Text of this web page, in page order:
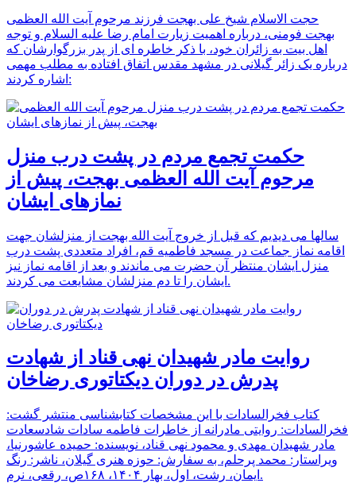
حجت الاسلام شیخ علی بهجت فرزند مرحوم آیت الله العظمی
بهجت فومنی، درباره اهمیت زیارت امام رضا علیه السلام و توجه
اهل بیت به زائران خود، با ذکر خاطره ای از پدر بزرگوارشان که
درباره یک زائر گیلانی در مشهد مقدس اتفاق افتاده به مطلب مهمی
اشاره کردند:
حکمت تجمع مردم در پشت درب منزل
مرحوم آیت الله العظمی بهجت، پیش از
نمازهای ایشان
سالها می دیدیم که قبل از خروج آیت الله بهجت از منزلشان جهت
اقامه نماز جماعت در مسجد فاطمیه قم، افراد متعددی پشت درب
منزل ایشان منتظر آن حضرت می ماندند و بعد از اقامه نماز نیز
ایشان را تا دم منزلشان مشایعت می کردند.
روایت مادر شهیدان نهی قناد از شهادت
پدرش در دوران دیکتاتوری رضاخان
کتاب فخرالسادات با این مشخصات کتابشناسی منتشر گشت:
فخرالسادات: روایتی مادرانه از خاطرات فاطمه سادات شادسعادت
مادر شهیدان مهدی و محمود نهی قناد، نویسنده: حمیده عاشورنیا،
ویراستار: محمد پرحلم، به سفارش: حوزه هنری گیلان، ناشر: رنگ
ایمان، رشت، اول، بهار ۱۴۰۴، ۱۶۸ص، رقعی، نرم.